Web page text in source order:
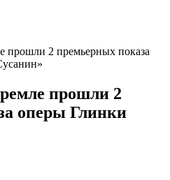
прошли 2 премьерных показа
прошли 2
оперы Глинки